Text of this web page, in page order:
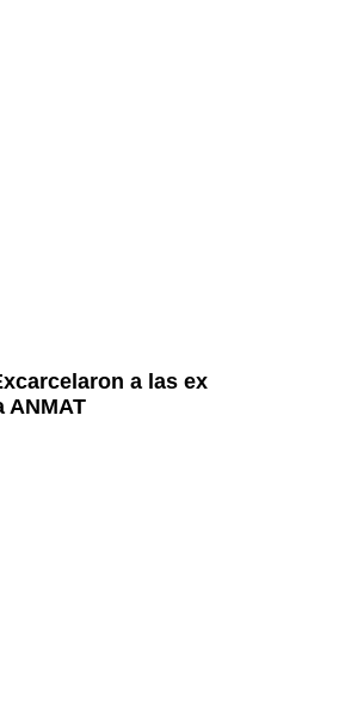
a las ex
ANMAT